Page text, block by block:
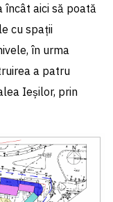
încât aici să poată
cu spații
în urma
a patru
Ieșilor, prin